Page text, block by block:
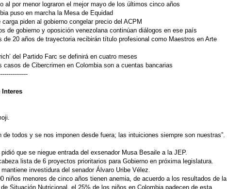
al por menor lograron el mejor mayo de los últimos cinco años
puso en marcha la Mesa de Equidad
piden al gobierno congelar precio del ACPM
de gobierno y oposición venezolana continúan diálogos en ese país
de 20 años de trayectoria recibirán título profesional como Maestros en Arte
del Partido Farc se definirá en cuatro meses
casos de Cibercrimen en Colombia son a cuentas bancarias
Interes
de todos y se nos imponen desde fuera; las intuiciones siempre son nuestras”.
que se niegue entrada del exsenador Musa Besaile a la JEP.
lista de 6 proyectos prioritarios para Gobierno en próxima legislatura.
investidura del senador Álvaro Uribe Vélez.
niños menores de cinco años tienen anemia, de acuerdo a los resultados de la
Situación Nutricional, el 25% de los niños en Colombia padecen de esta